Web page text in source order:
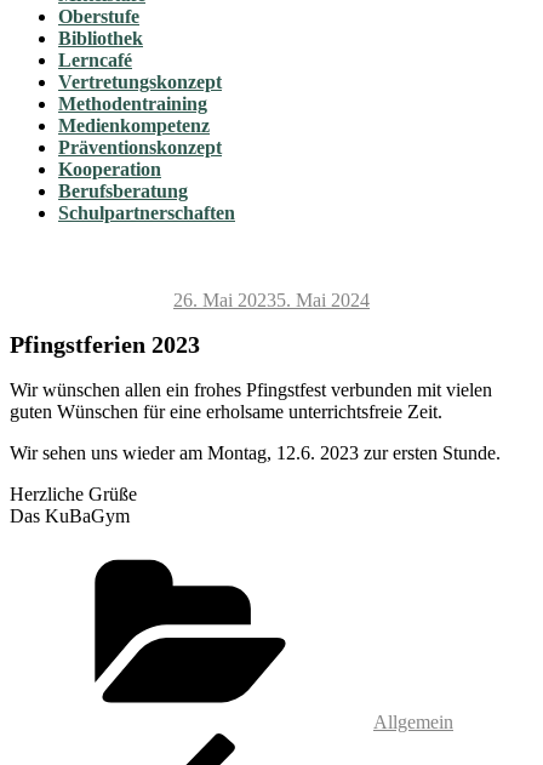
Oberstufe
Bibliothek
Lerncafé
Vertretungskonzept
Methodentraining
Medienkompetenz
Präventionskonzept
Kooperation
Berufsberatung
Schulpartnerschaften
Veröffentlicht
26. Mai 20235. Mai 2024
Pfingstferien 2023
Wir wünschen allen ein frohes Pfingstfest verbunden mit vielen
guten Wünschen für eine erholsame unterrichtsfreie Zeit.
Wir sehen uns wieder am Montag, 12.6. 2023 zur ersten Stunde.
Herzliche Grüße
Das KuBaGym
Allgemein
Beitragsnavigation